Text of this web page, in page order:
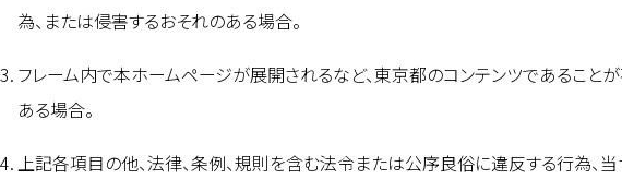
為、または侵害するおそれのある場合。
フレーム内で本ホームページが展開されるなど、東京都のコンテンツであること
ある場合。
上記各項目の他、法律、条例、規則を含む法令または公序良俗に違反する行為、